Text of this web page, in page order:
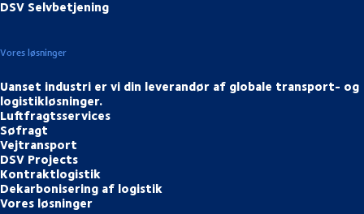
DSV Selvbetjening
Vores løsninger
Uanset industri er vi din leverandør af globale transport- og
logistikløsninger.
Luftfragtsservices
Søfragt
Vejtransport
DSV Projects
Kontraktlogistik
Dekarbonisering af logistik
Vores løsninger